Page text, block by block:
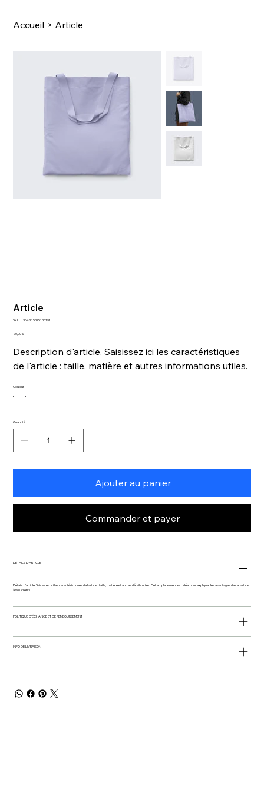
Accueil > Article
Article
SKU : SKU
364215375135191
Prix
20,00 €
Description d'article. Saisissez ici les caractéristiques
de l'article : taille, matière et autres informations utiles.
Couleur
Quantité
Ajouter au panier
Commander et payer
DÉTAILS D'ARTICLE
Détails d'article. Saisissez ici les caractéristiques de l'article : taille, matière et autres détails utiles. Cet emplacement est idéal pour expliquer les avantages de cet article
à vos clients.
POLITIQUE D'ÉCHANGE ET DE REMBOURSEMENT
INFO DE LIVRAISON